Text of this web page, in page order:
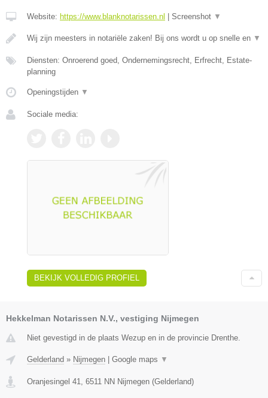
Website: https://www.blanknotarissen.nl Screenshot ▼
Wij zijn meesters in notariële zaken! Bij ons wordt u op snelle en ▼
Diensten: Onroerend goed, Ondernemingsrecht, Erfrecht, Estate-
planning
Openingstijden ▼
Sociale media:
BEKIJK VOLLEDIG PROFIEL
Hekkelman Notarissen N.V., vestiging Nijmegen
Niet gevestigd in de plaats Wezup en in de provincie Drenthe.
Gelderland » Nijmegen Google maps ▼
Oranjesingel 41 6511 NN Nijmegen (Gelderland)